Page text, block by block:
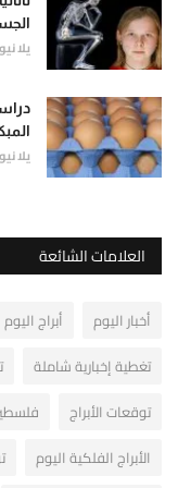
يلا
يلا
العلامات الشائعة
أخبار اليوم أبراج اليوم
تغطية إخبارية شاملة
توقعات الأبراج
الأبراج الفلكية اليوم